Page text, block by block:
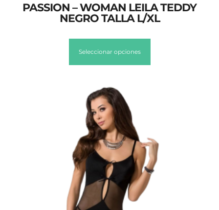
PASSION – WOMAN LEILA TEDDY
NEGRO TALLA L/XL
Seleccionar opciones